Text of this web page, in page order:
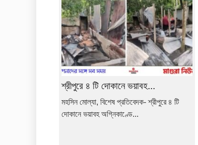
শ্রীপুরে ৪ টি দোকানে ভয়াবহ...
মহসিন মোল্যা, বিশেষ প্রতিবেদক- শ্রীপুরে ৪ টি
দোকানে ভয়াবহ অগ্নিকাণ্ডে...